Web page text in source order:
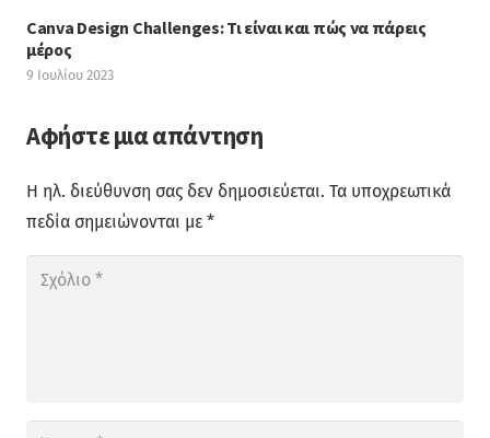
Canva Design Challenges: Τι είναι και πώς να πάρεις
μέρος
9 Ιουλίου 2023
Αφήστε μια απάντηση
Η ηλ. διεύθυνση σας δεν δημοσιεύεται. Τα υποχρεωτικά
πεδία σημειώνονται με *